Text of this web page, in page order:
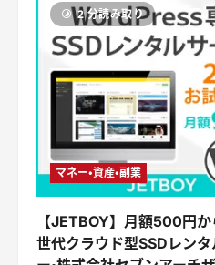
2 分読み取り
マネー・資産・副業
【JETBOY】月額500円
世代クラウド型SSDレン